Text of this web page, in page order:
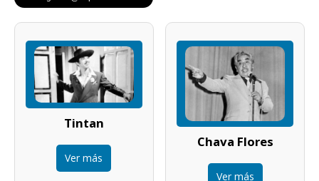
Tintan
Ver más
Chava Flores
Ver más